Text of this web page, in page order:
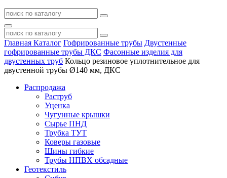
Главная Каталог Гофрированные трубы Двустенные
гофрированные трубы ДКС Фасонные изделия для
двустенных труб Кольцо резиновое уплотнительное для
двустенной трубы Ø140 мм, ДКС
Распродажа
Раструб
Уценка
Чугунные крышки
Сырье ПНД
Трубка ТУТ
Коверы газовые
Шины гибкие
Трубы НПВХ обсадные
Геотекстиль